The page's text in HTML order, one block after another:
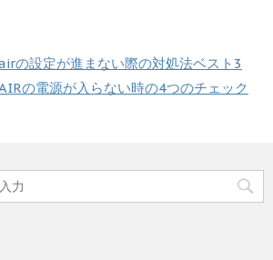
の設定が進まない際の対処法ベスト3
の電源が入らない時の4つのチェック